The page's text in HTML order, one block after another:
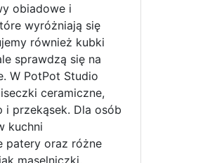
obiadowe i
wyróżniają się
również kubki
sprawdzą się na
W PotPot Studio
ceramiczne,
i przekąsek. Dla osób
kuchni
patery oraz różne